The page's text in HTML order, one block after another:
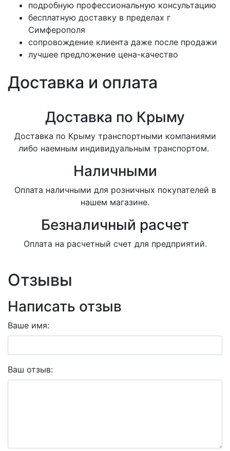
подробную профессиональную консультацию
бесплатную доставку в пределах г
Симферополя
сопровождение клиента даже после продажи
лучшее предложение цена-качество
Доставка и оплата
Доставка по Крыму
Доставка по Крыму транспортными компаниями
либо наемным индивидуальным транспортом.
Наличными
Оплата наличными для розничных покупателей в
нашем магазине.
Безналичный расчет
Оплата на расчетный счет для предприятий.
Отзывы
Написать отзыв
Ваше имя:
Ваш отзыв: